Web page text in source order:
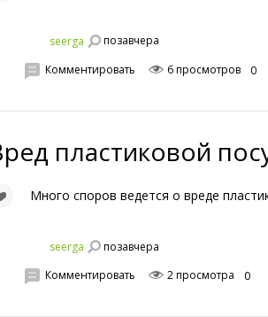
seerga позавчера
Комментировать 6 просмотров 0
пластиковой
Много споров ведется о вреде
seerga позавчера
Комментировать 2 просмотра 0